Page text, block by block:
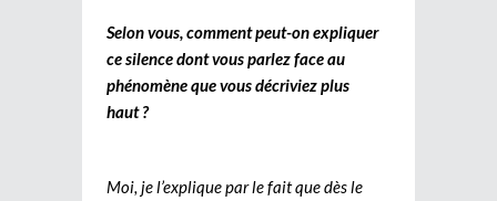
Selon vous, comment peut-on expliquer
ce silence dont vous parlez face au
phénomène que vous décriviez plus
haut ?
Moi, je l’explique par le fait que dès le